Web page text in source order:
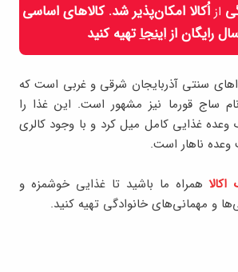
از اُکالا امکان‌پذیر شد. کالاهای اساسی
رایگان ازاینجاتهیه کنید
سنتی آذربایجان شرقی و غربی است که
ساج قورما نیز مشهور است. این غذا را
غذایی کامل میل کرد و با وجود کالری
وعده ناهار است.
اکالاهمراه ما باشید تا غذایی خوشمزه و
و مهمانی‌های خانوادگی تهیه کنید.